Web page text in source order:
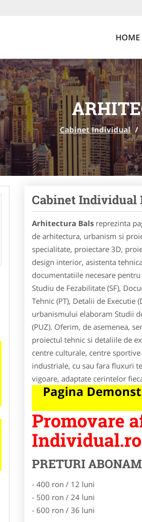
HOME
Cabinet Individual /
Cabinet Individual
Arhitectura Balsreprezinta
de arhitectura, urbanism si
specialitate, proiectare 3D,
design interior, asistenta
documentatiile necesare
Studiu de Fezabilitate (SF),
Tehnic (PT), Detalii de
urbanismului elaboram Studii
(PUZ). Oferim, de asemenea,
proiectul tehnic si detaliile de
centre culturale, centre
industriale, cu sau fara fluxuri
vigoare, adaptate cerintelor
Pagina
Promovare
Individual.ro
PRETURI
- 400 ron / 12 luni
- 500 ron / 24 luni
- 600 ron / 36 luni